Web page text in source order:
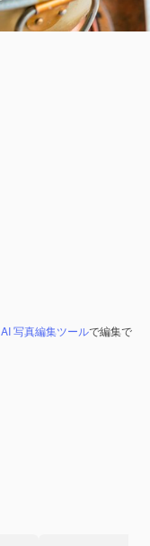
AI 写真編集ツールで編集で